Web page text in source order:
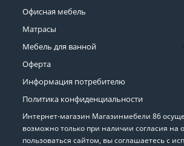
Офисная мебель
Матрасы
Мебель для ванной
Оферта
Информация потребителю
Политика конфиденциальности
Интернет-магазин Магазинмебели 86
возможно только при наличии согласия
пользоваться сайтом, вы соглашаетесь с